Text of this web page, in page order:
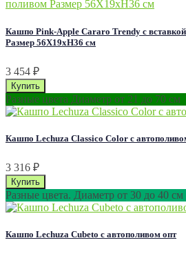
Кашпо Pink-Apple Cararo Trendy с
Размер 56Х19хН36 см
3 454 ₽
Разные цвета Диаметр от 21 до 70 см
Кашпо Lechuza Classico Color с
3 316 ₽
Разные цвета. Диаметр от 30 до 40 см
Кашпо Lechuza Cubeto с автополивом опт